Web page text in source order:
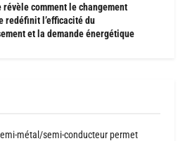
révèle comment le changement
redéfinit l’efficacité du
et la demande énergétique
métal/semi-conducteur permet